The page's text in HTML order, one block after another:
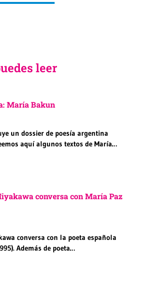
leer
María Bakun
un dossier de poesía argentina
aquí algunos textos de María…
conversa con María Paz
conversa con la poeta española
Además de poeta…